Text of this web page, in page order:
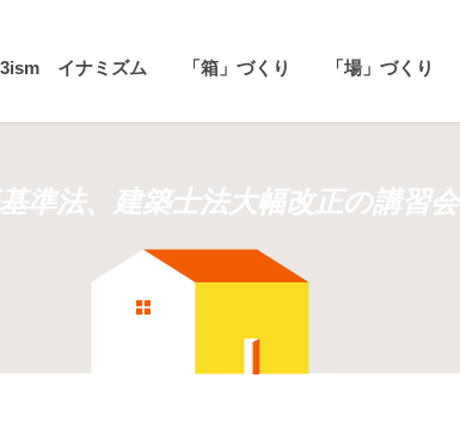
イナミズム 「箱」づくり 「場」づくり
準法、建築士法大幅改正の講習会